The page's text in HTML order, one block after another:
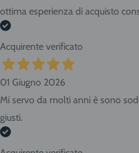
ottima esperienza di acquisto
Acquirente verificato
01 Giugno 2026
Mi servo da molti anni è sono
giusti.